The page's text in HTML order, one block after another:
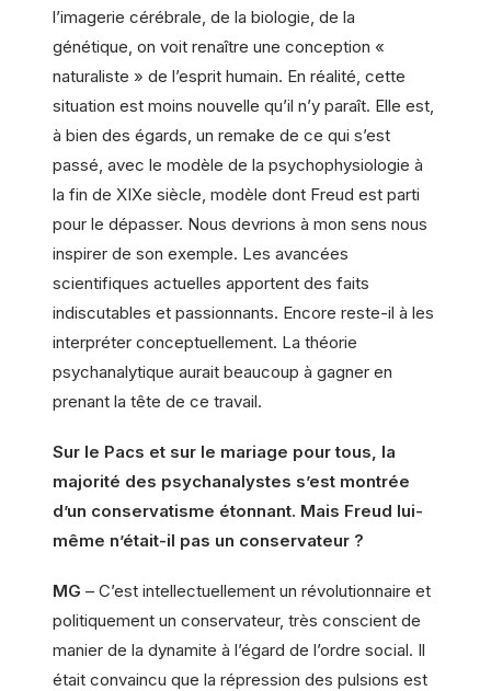
l’imagerie cérébrale, de la biologie, de la
génétique, on voit renaître une conception «
naturaliste » de l’esprit humain. En réalité, cette
situation est moins nouvelle qu’il n’y paraît. Elle est,
à bien des égards, un remake de ce qui s’est
passé, avec le modèle de la psychophysiologie à
la fin de XIXe siècle, modèle dont Freud est parti
pour le dépasser. Nous devrions à mon sens nous
inspirer de son exemple. Les avancées
scientifiques actuelles apportent des faits
indiscutables et passionnants. Encore reste-il à les
interpréter conceptuellement. La théorie
psychanalytique aurait beaucoup à gagner en
prenant la tête de ce travail.
Sur le Pacs et sur le mariage pour tous, la
majorité des psychanalystes s’est montrée
d’un conservatisme étonnant. Mais Freud lui-
même n’était-il pas un conservateur ?
MG – C’est intellectuellement un révolutionnaire et
politiquement un conservateur, très conscient de
manier de la dynamite à l’égard de l’ordre social. Il
était convaincu que la répression des pulsions est